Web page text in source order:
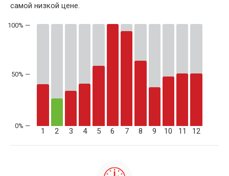
самой низкой цене.
50% —
1 2 3 4 5 6 7 8 9 10 11 12